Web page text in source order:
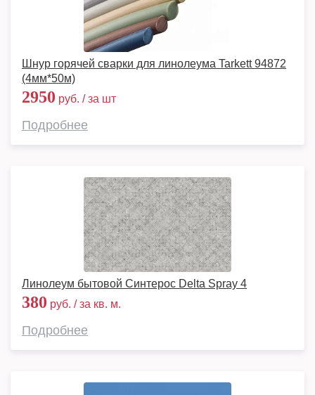
Шнур горячей сварки для линолеума Tarkett 94872
(4мм*50м)
2950 руб. / за шт
Подробнее
Линолеум бытовой Синтерос Delta Spray 4
380 руб. / за кв. м.
Подробнее